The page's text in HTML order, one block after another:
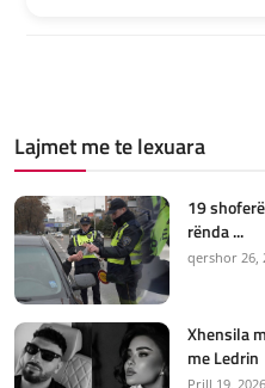
Lajmet me te lexuara
19
rënda ...
qershor 26,
Xhensila
me Ledrin
Prill 19, 2026